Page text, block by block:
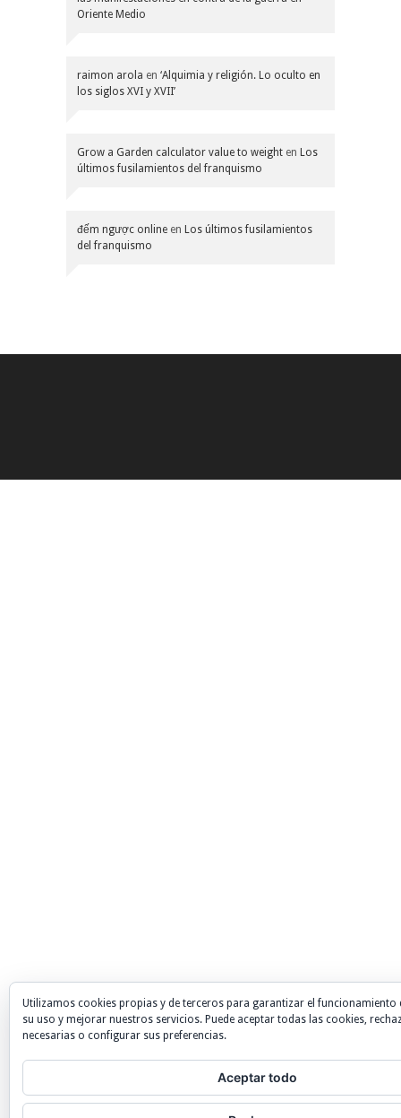
Oriente Medio
raimon arola en ‘Alquimia y religión. Lo oculto en
los siglos XVI y XVII’
Grow a Garden calculator value to weight en Los
últimos fusilamientos del franquismo
đếm ngược online en Los últimos fusilamientos
del franquismo
Utilizamos cookies propias y de terceros para garantizar el funcionamiento
su uso y mejorar nuestros servicios. Puede aceptar todas las cookies,
necesarias o configurar sus preferencias.
Aceptar todo